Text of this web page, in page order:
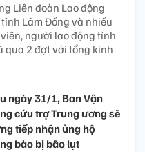
Liên đoàn Lao động
Lâm Đồng và nhiều
người lao động tỉnh
qua 2 đợt với tổng kinh
ngày 31/1, Ban Vận
cứu trợ Trung ương sẽ
tiếp nhận ủng hộ
bào bị bão lụt